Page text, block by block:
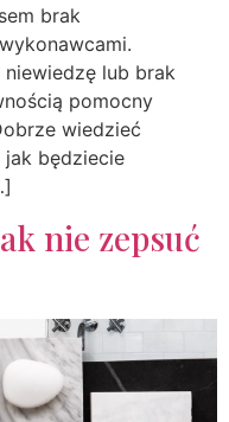
brak
lub brak
pomocny
wiedzieć
jak będziecie
nie zepsuć